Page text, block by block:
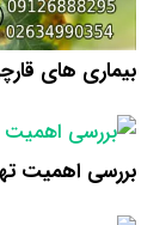
بیماری های
بررسی اهمیت